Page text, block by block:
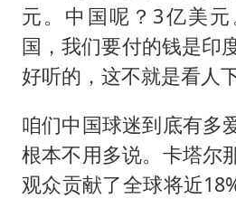
元。中国呢？3亿美
国，我们要付的钱是印
好听的，这不就是看人
咱们中国球迷到底有多
根本不用多说。卡塔尔
观众贡献了全球将近